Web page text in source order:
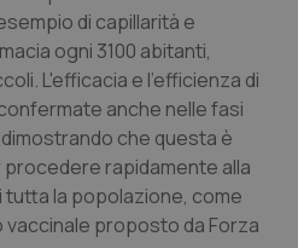
di Bolzano
di Trento
di capillarità e
ogni 3100 abitanti,
L'efficacia e l'efficienza di
anche nelle fasi
che questa è
rapidamente alla
tutta la popolazione, come
vaccinale proposto da Forza